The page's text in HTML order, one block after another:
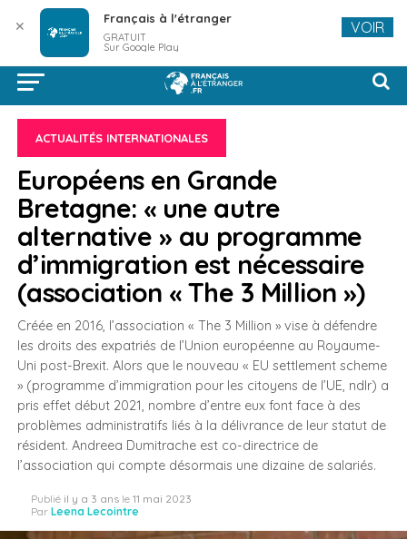
ACTUALITÉS INTERNATIONALES
Européens en Grande
Bretagne: « une autre
alternative » au programme
d’immigration est nécessaire
(association « The 3 Million »)
Créée en 2016, l’association « The 3 Million » vise à défendre
les droits des expatriés de l’Union européenne au Royaume-
Uni post-Brexit. Alors que le nouveau « EU settlement scheme
» (programme d’immigration pour les citoyens de l’UE, ndlr) a
pris effet début 2021, nombre d’entre eux font face à des
problèmes administratifs liés à la délivrance de leur statut de
résident. Andreea Dumitrache est co-directrice de
l’association qui compte désormais une dizaine de salariés.
Publié il y a 3 ans le 11 mai 2023
Par Leena Lecointre
✕ Français à l'étranger
GRATUIT
Sur Google Play
VOIR